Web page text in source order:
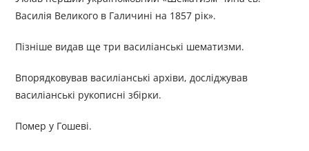
Василія Великого в Галичині на 1857 рік».
Пізніше видав ще три василіанські шематизми.
Впорядковував василіанські архіви, досліджував
василіанські рукописні збірки.
Помер у Гошеві.